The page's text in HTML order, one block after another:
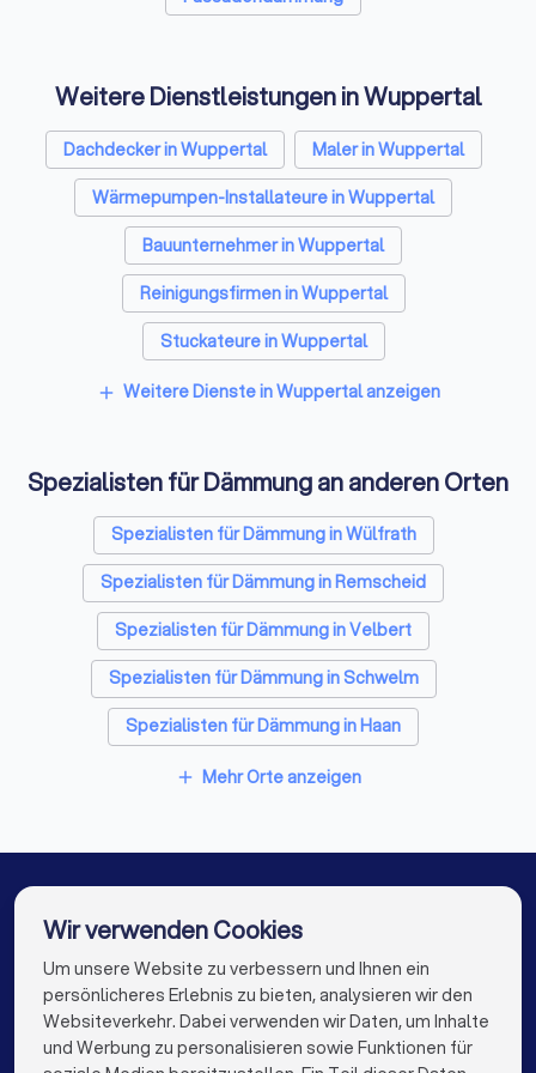
Weitere Dienstleistungen in Wuppertal
Dachdecker in Wuppertal
Maler in Wuppertal
Wärmepumpen-Installateure in Wuppertal
Bauunternehmer in Wuppertal
Reinigungsfirmen in Wuppertal
Stuckateure in Wuppertal
Umzugsunternehmen in Wuppertal
Sicherheitstechniker in Wuppertal
Trockenbauer in Wuppertal
Sanitärinstallateure in Wuppertal
Fliesenleger in Wuppertal
Fensterbauer in Wuppertal
Bodenleger in Wuppertal
add Weitere Dienste in Wuppertal anzeigen
Spezialisten für Dämmung an anderen Orten
Spezialisten für Dämmung in Wülfrath
Spezialisten für Dämmung in Remscheid
Spezialisten für Dämmung in Velbert
Spezialisten für Dämmung in Schwelm
Spezialisten für Dämmung in Haan
Spezialisten für Dämmung in Sprockhövel
Spezialisten für Dämmung in Wermelskirchen
Spezialisten für Dämmung in Heiligenhaus
Spezialisten für Dämmung in Berlin
Spezialisten für Dämmung in Hamburg
add Mehr Orte anzeigen
Die besten Spezialisten für Dämmung für Sie
info@trustlocal.de
Wir verwenden Cookies
Um unsere Website zu verbessern und Ihnen ein
persönlicheres Erlebnis zu bieten, analysieren wir den
Websiteverkehr. Dabei verwenden wir Daten, um Inhalte
und Werbung zu personalisieren sowie Funktionen für